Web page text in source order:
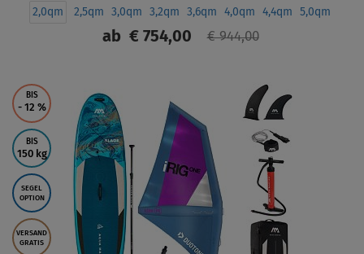
2,0qm 2,5qm 3,0qm 3,2qm 3,6qm 4,0qm 4,4qm 5,0qm
ab€ 754,00 € 944,00
BIS
- 12 %
BIS
150 kg
SEGEL
OPTION
VERSAND
GRATIS